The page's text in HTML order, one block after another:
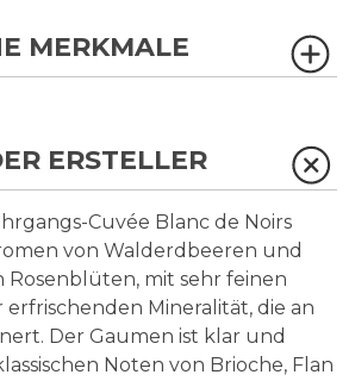
MERKMALE
ERSTELLER
Cuvée Blanc de Noirs
von Walderdbeeren und
Rosenblüten, mit sehr feinen
Mineralität, die an
Der Gaumen ist klar und
Noten von Brioche, Flan